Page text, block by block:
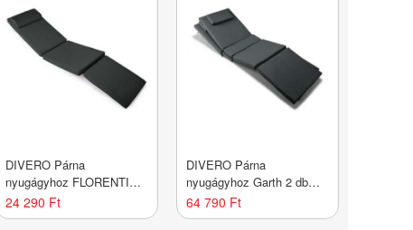
DIVERO Párna
nyugágyhoz FLORENTINE
antracit
24 290 Ft
DIVERO Párna
nyugágyhoz Garth 2 db
antracit
64 790 Ft